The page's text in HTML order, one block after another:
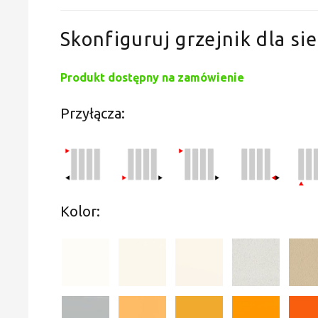
Skonfiguruj grzejnik dla
Produkt dostępny na zamówienie
Przyłącza:
Kolor: